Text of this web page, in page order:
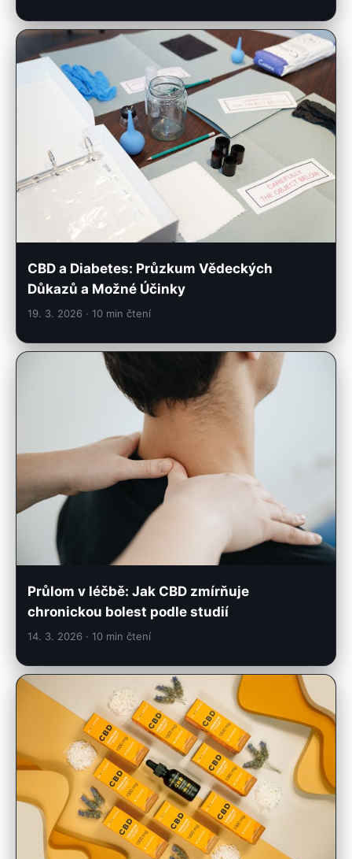
CBD a Diabetes: Průzkum Vědeckých
Důkazů a Možné Účinky
19. 3. 2026 · 10 min čtení
Průlom v léčbě: Jak CBD zmírňuje
chronickou bolest podle studií
14. 3. 2026 · 10 min čtení